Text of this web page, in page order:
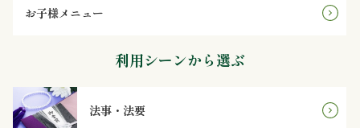
ブ
寿
司
お子様メニュー
利用シーンから選ぶ
法事・法要